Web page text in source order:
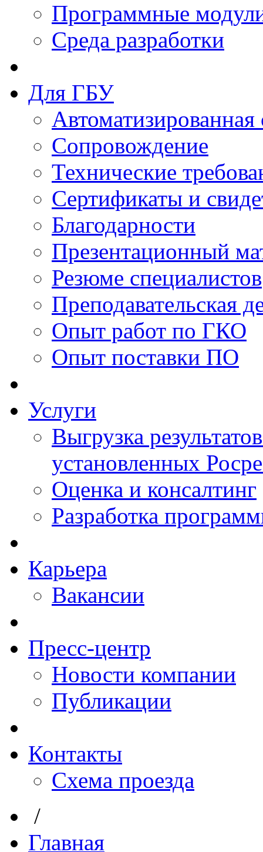
Программные
Среда разработки
Для ГБУ
Сопровождение
Технические
Сертификаты и
Благодарности
Презентационный
Резюме специалистов
Преподавательская
Опыт работ по ГКО
Опыт поставки ПО
Услуги
Выгрузка
установленных
Оценка и консалтинг
Разработка
Карьера
Вакансии
Пресс-центр
Новости компании
Публикации
Контакты
Схема проезда
/
Главная